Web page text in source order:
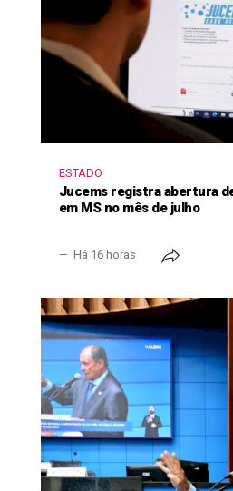
ESTADO
Jucems registra abertura
em MS no mês de julho
Há 16 horas